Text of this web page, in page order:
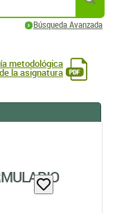
Búsqueda Avanzada
metodológica
de la asignatura